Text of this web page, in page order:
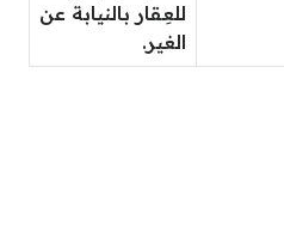
للعِقار بالنيابة عن
الغير.